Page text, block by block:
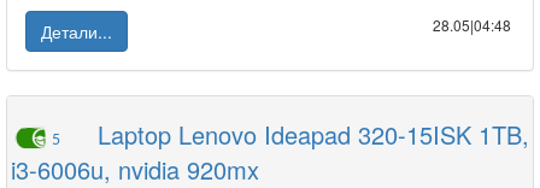
Детали...
28.05|04:48
5
Laptop Lenovo Ideapad 320-15ISK 1TB,
i3-6006u, nvidia 920mx